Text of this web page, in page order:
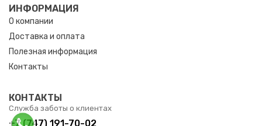
ИНФОРМАЦИЯ
О компании
Доставка и оплата
Полезная информация
Контакты
КОНТАКТЫ
Служба заботы о клиентах
+7 (747) 191-70-02